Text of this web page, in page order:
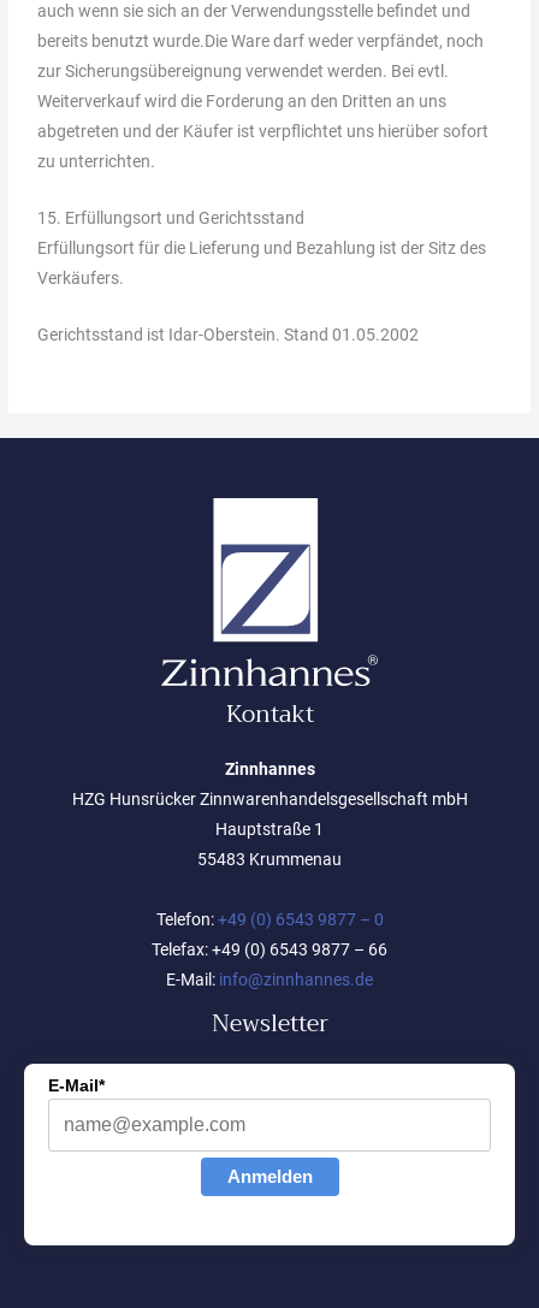
auch wenn sie sich an der Verwendungsstelle befindet und
bereits benutzt wurde.Die Ware darf weder verpfändet, noch
zur Sicherungsübereignung verwendet werden. Bei evtl.
Weiterverkauf wird die Forderung an den Dritten an uns
abgetreten und der Käufer ist verpflichtet uns hierüber sofort
zu unterrichten.
15. Erfüllungsort und Gerichtsstand
Erfüllungsort für die Lieferung und Bezahlung ist der Sitz des
Verkäufers.
Gerichtsstand ist Idar-Oberstein. Stand 01.05.2002
Kontakt
Zinnhannes
HZG Hunsrücker Zinnwarenhandelsgesellschaft mbH
Hauptstraße 1
55483 Krummenau
Telefon:+49 (0) 6543 9877 – 0
Telefax: +49 (0) 6543 9877 – 66
E-Mail: info@zinnhannes.de
Newsletter
E-Mail*
Anmelden